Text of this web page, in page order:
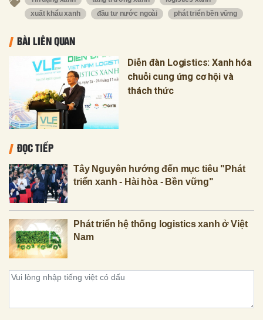
xuất khẩu xanh
đầu tư nước ngoài phát triển bền vững
BÀI LIÊN QUAN
Diễn đàn Logistics: Xanh hóa
chuỗi cung ứng cơ hội và
thách thức
ĐỌC TIẾP
Tây Nguyên hướng đến mục tiêu "Phát
triển xanh - Hài hòa - Bền vững"
Phát triển hệ thống logistics xanh ở Việt
Nam